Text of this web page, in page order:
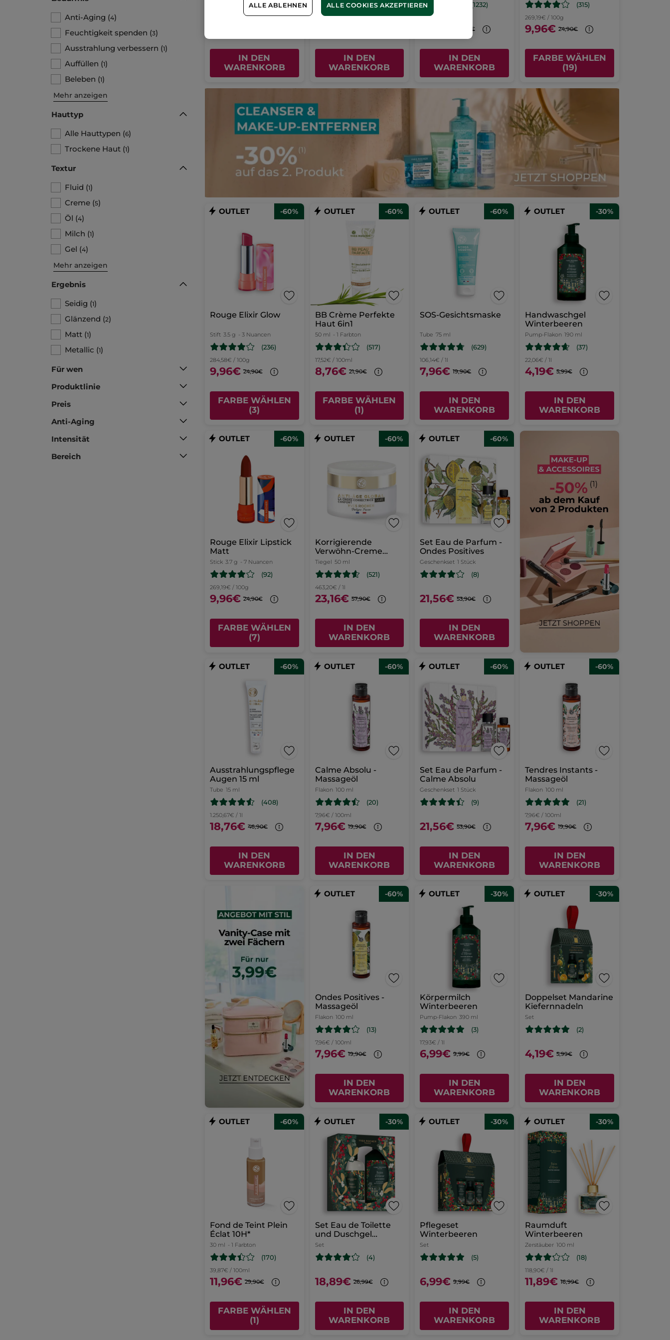
Anti-Aging (4)
Feuchtigkeit spenden (3)
Ausstrahlung verbessern (1)
Auffüllen (1)
Beleben (1)
Mehr anzeigen
Hauttyp
Alle Hauttypen (6)
Trockene Haut (1)
Textur
Fluid (1)
Creme (5)
Öl (4)
Milch (1)
Gel (4)
Mehr anzeigen
Ergebnis
Seidig (1)
Glänzend (2)
Matt (1)
Metallic (1)
Für wen
Produktlinie
Preis
Anti-Aging
Intensität
Bereich
(13)
IN DEN
WARENKORB
(1069)
527,20€ / 1l
IN DEN
WARENKORB
(1232)
463,20€ / 1l
57,90€
IN DEN
WARENKORB
(315)
269,19€ / 100g
9,96€ 24,90€
FARBE WÄHLEN
(19)
-60%
Rouge Elixir Glow
Stift 3.5 g - 3 Nuancen
(236)
284,58€ / 100g
9,96€ 24,90€
FARBE WÄHLEN
(3)
-60%
BB Crème Perfekte
Haut 6in1
50 ml - 1 Farbton
(517)
17,52€ / 100ml
8,76€ 21,90€
FARBE WÄHLEN
(1)
-60%
SOS-Gesichtsmaske
Tube 75 ml
(629)
106,14€ / 1l
7,96€ 19,90€
IN DEN
WARENKORB
-30%
Handwaschgel
Winterbeeren
Pump-Flakon 190 ml
(37)
22,06€ / 1l
4,19€ 5,99€
IN DEN
WARENKORB
-60%
Rouge Elixir Lipstick
Matt
Stick 3.7 g - 7 Nuancen
(92)
269,19€ / 100g
9,96€ 24,90€
FARBE WÄHLEN
(7)
-60%
Korrigierende
Verwöhn-Creme
Nacht 50 ml
Tiegel 50 ml
(521)
463,20€ / 1l
23,16€ 57,90€
IN DEN
WARENKORB
-60%
Set Eau de Parfum -
Ondes Positives
Geschenkset 1 Stück
(8)
21,56€ 53,90€
IN DEN
WARENKORB
-60%
Ausstrahlungspflege
Augen 15 ml
Tube 15 ml
(408)
1.250,67€ / 1l
18,76€ 46,90€
IN DEN
WARENKORB
-60%
Calme Absolu -
Massageöl
Flakon 100 ml
(20)
7,96€ / 100ml
7,96€ 19,90€
IN DEN
WARENKORB
-60%
Set Eau de Parfum -
Calme Absolu
Geschenkset 1 Stück
(9)
21,56€ 53,90€
IN DEN
WARENKORB
-60%
Tendres Instants -
Massageöl
Flakon 100 ml
(21)
7,96€ / 100ml
7,96€ 19,90€
IN DEN
WARENKORB
-60%
Ondes Positives -
Massageöl
Flakon 100 ml
(13)
7,96€ / 100ml
7,96€ 19,90€
IN DEN
WARENKORB
-30%
Körpermilch
Winterbeeren
Pump-Flakon 390 ml
(3)
17,93€ / 1l
6,99€ 9,99€
IN DEN
WARENKORB
-30%
Doppelset Mandarine
Kiefernnadeln
Set
(2)
4,19€ 5,99€
IN DEN
WARENKORB
-60%
Fond de Teint Plein
Éclat 10H*
30 ml - 1 Farbton
(170)
39,87€ / 100ml
11,96€ 29,90€
FARBE WÄHLEN
(1)
-30%
Set Eau de Toilette
und Duschgel
Winterbeeren
Set
(4)
18,89€ 26,99€
IN DEN
WARENKORB
-30%
Pflegeset
Winterbeeren
Set
(5)
6,99€ 9,99€
IN DEN
WARENKORB
-30%
Raumduft
Winterbeeren
Zerstäuber 100 ml
(18)
118,90€ / 1l
11,89€ 16,99€
IN DEN
WARENKORB
ALLE ABLEHNEN ALLE COOKIES AKZEPTIEREN